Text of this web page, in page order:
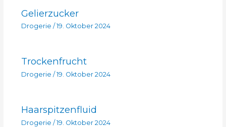
Gelierzucker
Drogerie / 19. Oktober 2024
Trockenfrucht
Drogerie / 19. Oktober 2024
Haarspitzenfluid
Drogerie /19. Oktober 2024